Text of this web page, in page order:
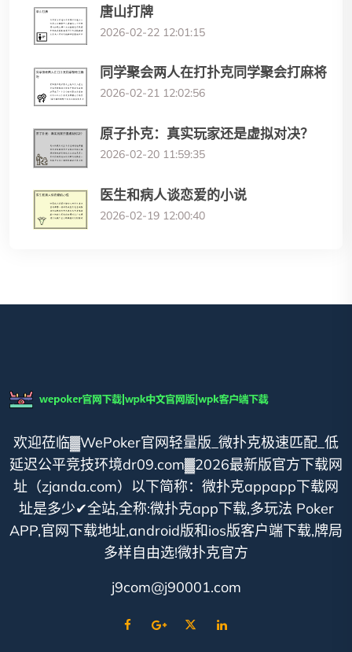
唐山打牌
2026-02-22 12:01:15
同学聚会两人在打扑克同学聚会打麻将
2026-02-21 12:02:56
原子扑克：真实玩家还是虚拟对决？
2026-02-20 11:59:35
医生和病人谈恋爱的小说
2026-02-19 12:00:40
欢迎莅临▓WePoker官网轻量版_微扑克极速匹配_低
延迟公平竞技环境dr09.com▓2026最新版官方下载网
址（zjanda.com）以下简称：微扑克appapp下载网
址是多少✔全站,全称:微扑克app下载,多玩法 Poker
APP,官网下载地址,android版和ios版客户端下载,牌局
多样自由选!微扑克官方
j9com@j90001.com